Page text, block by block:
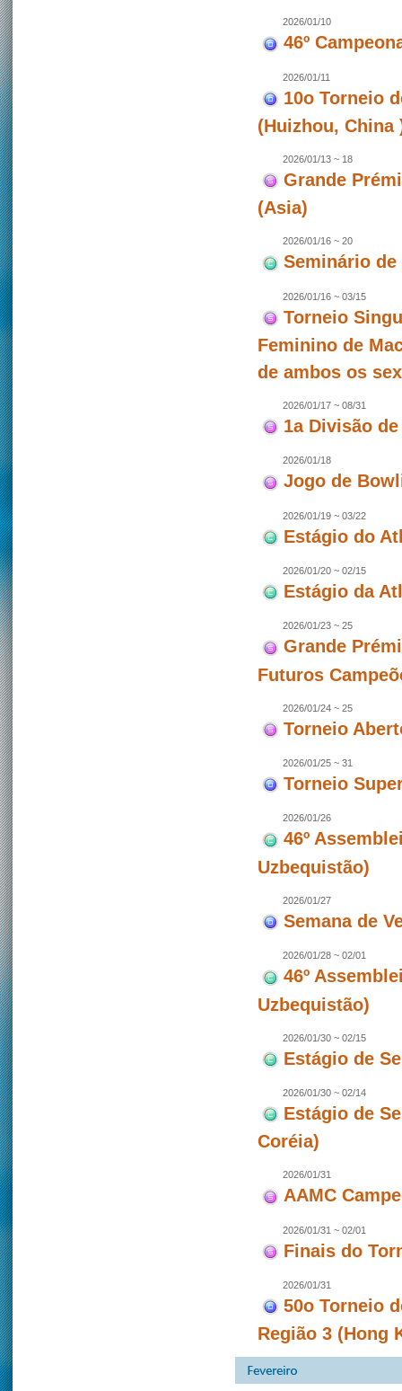
2026/01/10
46º
2026/01/11
10o Torneio
(Huizhou, China
2026/01/13 ~ 18
Grande
(Asia)
2026/01/16 ~ 20
Seminário de
2026/01/16 ~ 03/15
Torneio
Feminino de
de ambos os
2026/01/17 ~ 08/31
1a Divisão
2026/01/18
Jogo de
2026/01/19 ~ 03/22
Estágio do
2026/01/20 ~ 02/15
Estágio da
2026/01/23 ~ 25
Grande
Futuros
2026/01/24 ~ 25
Torneio
2026/01/25 ~ 31
Torneio
2026/01/26
46º
Uzbequistão)
2026/01/27
Semana de
2026/01/28 ~ 02/01
46º
Uzbequistão)
2026/01/30 ~ 02/15
Estágio de
2026/01/30 ~ 02/14
Estágio de
Coréia)
2026/01/31
AAMC
2026/01/31 ~ 02/01
Finais do
2026/01/31
50o Torneio
Região 3 (Hong